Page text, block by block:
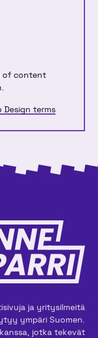
of content
Design terms
ja yritysilmeitä
ympäri Suomen.
jotka tekevät